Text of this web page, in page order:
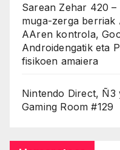
Sarean Zehar 420 –
muga-zerga berriak
AAren kontrola,
Androidengatik eta
fisikoen amaiera
Nintendo Direct, Ñ3
Gaming Room #129